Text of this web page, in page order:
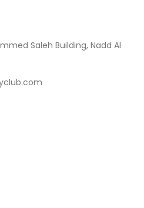
Saleh Building, Nadd Al